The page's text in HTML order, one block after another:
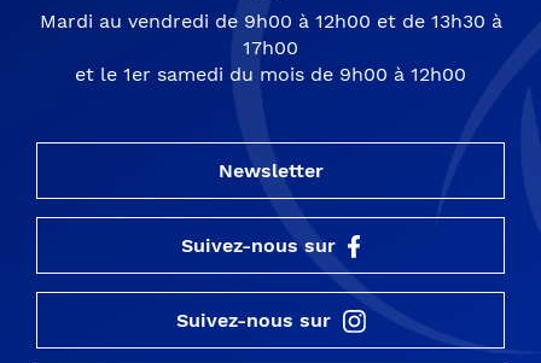
Mardi au vendredi de 9h00 à 12h00 et de 13h30 à
17h00
et le 1er samedi du mois de 9h00 à 12h00
Newsletter
Suivez-nous sur
Suivez-nous sur